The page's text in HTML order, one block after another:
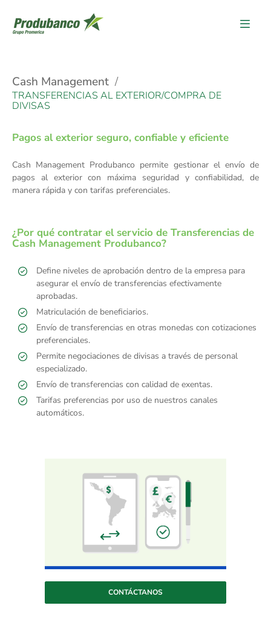
Cash Management
TRANSFERENCIAS AL EXTERIOR/COMPRA DE
DIVISAS
Pagos al exterior seguro, confiable y eficiente
Cash Management Produbanco permite gestionar el envío de
pagos al exterior con máxima seguridad y confiabilidad, de
manera rápida y con tarifas preferenciales.
¿Por qué contratar el servicio de Transferencias de
Cash Management Produbanco?
Define niveles de aprobación dentro de la empresa para
asegurar el envío de transferencias efectivamente
aprobadas.
Matriculación de beneficiarios.
Envío de transferencias en otras monedas con cotizaciones
preferenciales.
Permite negociaciones de divisas a través de personal
especializado.
Envío de transferencias con calidad de exentas.
Tarifas preferencias por uso de nuestros canales
automáticos.
CONTÁCTANOS